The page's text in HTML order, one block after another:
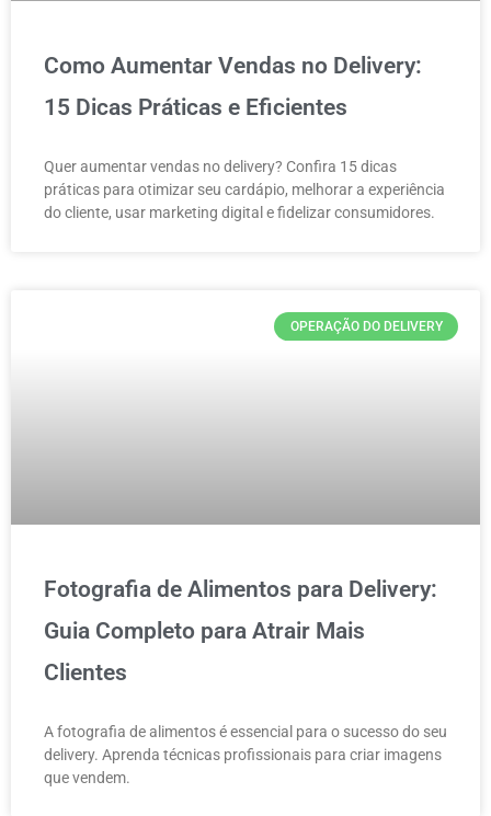
Como Aumentar Vendas no Delivery:
15 Dicas Práticas e Eficientes
Quer aumentar vendas no delivery? Confira 15 dicas
práticas para otimizar seu cardápio, melhorar a experiência
do cliente, usar marketing digital e fidelizar consumidores.
OPERAÇÃO DO DELIVERY
Fotografia de Alimentos para Delivery:
Guia Completo para Atrair Mais
Clientes
A fotografia de alimentos é essencial para o sucesso do seu
delivery. Aprenda técnicas profissionais para criar imagens
que vendem.